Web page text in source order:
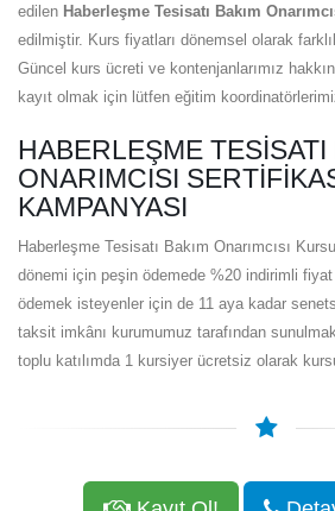
edilen Haberleşme Tesisatı Bakım
edilmiştir. Kurs fiyatları dönemsel olarak
Güncel kurs ücreti ve kontenjanlarımız
kayıt olmak için lütfen eğitim
HABERLEŞME TESISATI
ONARIMCISI
KAMPANYASI
Haberleşme Tesisatı Bakım Onarımcısı
dönemi için peşin ödemede %20 indirimli
ödemek isteyenler için de 11 aya kadar
taksit imkânı kurumumuz tarafından
toplu katılımda 1 kursiyer ücretsiz olarak